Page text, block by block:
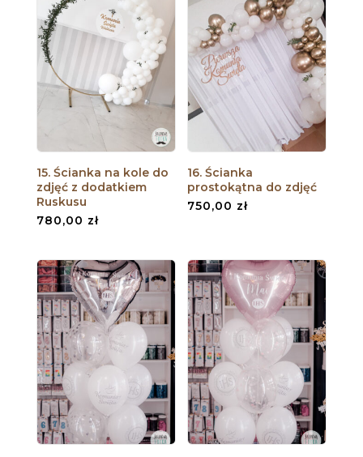
15. Ścianka na kole do
zdjęć z dodatkiem
Ruskusu
780,00 zł
16. Ścianka
prostokątna do zdjęć
750,00 zł